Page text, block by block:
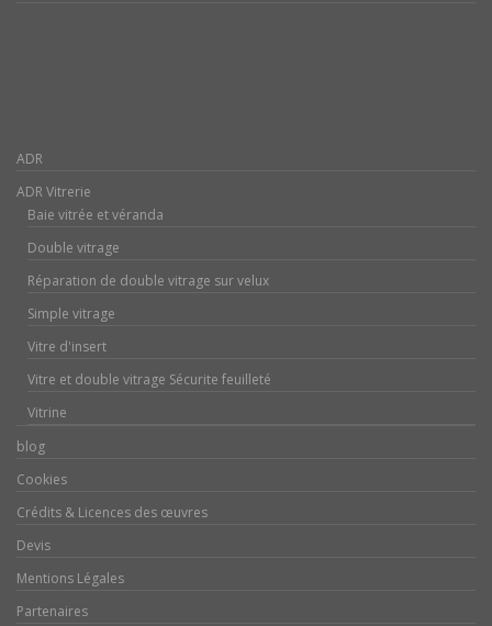
ADR
ADR Vitrerie
Baie vitrée et véranda
Double vitrage
Réparation de double vitrage sur velux
Simple vitrage
Vitre d'insert
Vitre et double vitrage Sécurite feuilleté
Vitrine
blog
Cookies
Crédits & Licences des œuvres
Devis
Mentions Légales
Partenaires